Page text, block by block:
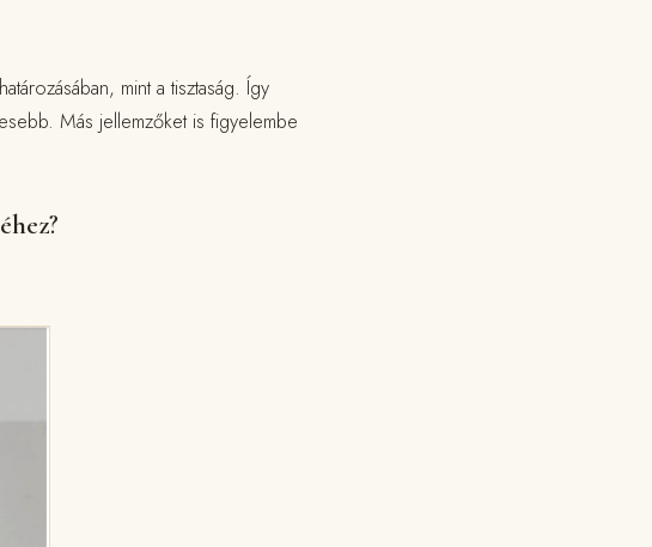
mint a tisztaság. Így
Más jellemzőket is figyelembe